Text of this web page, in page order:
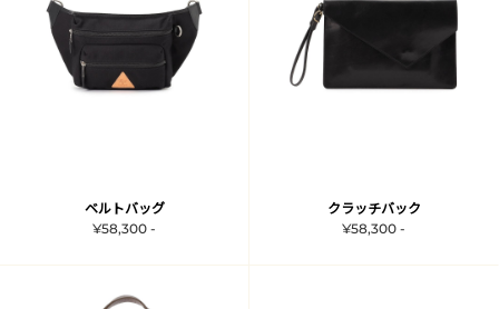
ベルトバッグ
¥58,300 -
クラッチバック
¥58,300 -